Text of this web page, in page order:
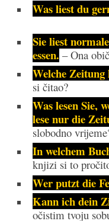
Was liest du
Sie liest
essen. – Ona
Welche Zeitung
si čitao?
Was lesen Sie,
lese nur die
slobodno
In welchem
knjizi si to
Wer putzt die
Kann ich dein
očistim tvoju